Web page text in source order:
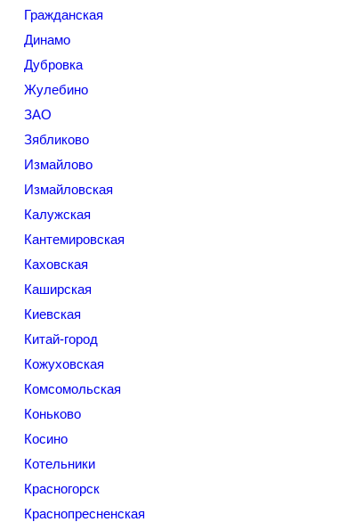
Гражданская
Динамо
Дубровка
Жулебино
ЗАО
Зябликово
Измайлово
Измайловская
Калужская
Кантемировская
Каховская
Каширская
Киевская
Китай-город
Кожуховская
Комсомольская
Коньково
Косино
Котельники
Красногорск
Краснопресненская